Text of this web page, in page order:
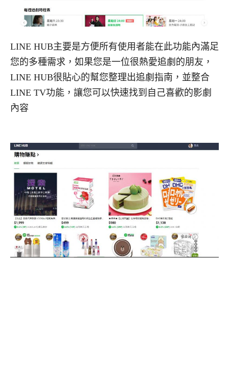
LINE HUB主要是方便所有使用者能在此功能內滿足
您的多種需求，如果您是一位很熱愛追劇的朋友，
LINE HUB很貼心的幫您整理出追劇指南，並整合
LINE TV功能，讓您可以快速找到自己喜歡的影劇
內容